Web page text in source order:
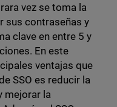
vez se toma la
sus contraseñas y
clave en entre 5 y
En este
ventajas que
SSO es reducir la
mejorar la